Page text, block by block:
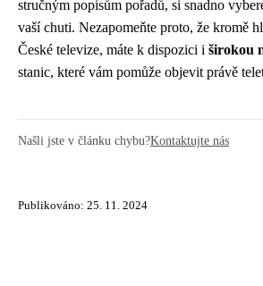
stručným popisům pořadů, si snadno
vaší chuti. Nezapomeňte proto, že kromě
České televize, máte k dispozici i širokou
stanic, které vám pomůže objevit právě
Našli jste v článku chybu?Kontaktujte nás
Publikováno: 25. 11. 2024